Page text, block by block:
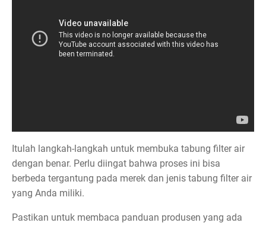
Itulah langkah-langkah untuk membuka tabung filter air
dengan benar. Perlu diingat bahwa proses ini bisa
berbeda tergantung pada merek dan jenis tabung filter air
yang Anda miliki.
Pastikan untuk membaca panduan produsen yang ada